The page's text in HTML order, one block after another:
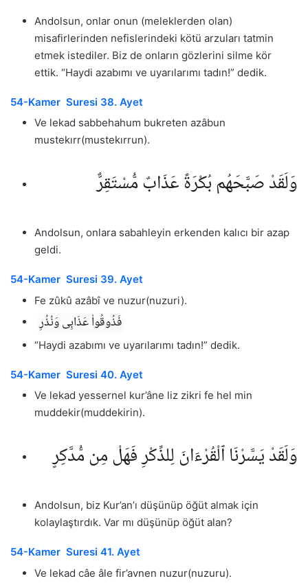
Andolsun, onlar onun (meleklerden olan)
misafirlerinden nefislerindeki kötü arzuları tatmin
etmek istediler. Biz de onların gözlerini silme kör
ettik. “Haydi azabımı ve uyarılarımı tadın!” dedik.
54-Kamer Suresi 38. Ayet
Ve lekad sabbehahum bukreten azâbun
mustekırr(mustekırrun).
وَلَقَدْ صَبَّحَهُم بُكْرَةً عَذَابٌ مُّسْتَقِرٌّ
Andolsun, onlara sabahleyin erkenden kalıcı bir azap
geldi.
54-Kamer Suresi 39. Ayet
Fe zûkû azâbî ve nuzur(nuzuri).
فَذُوقُوا۟ عَذَابِى وَنُذُرِ
“Haydi azabımı ve uyarılarımı tadın!” dedik.
54-Kamer Suresi 40. Ayet
Ve lekad yessernel kur’âne liz zikri fe hel min
muddekir(muddekirin).
وَلَقَدْ يَسَّرْنَا ٱلْقُرْءَانَ لِلذِّكْرِ فَهَلْ مِن مُّدَّكِرٍ
Andolsun, biz Kur’an’ı düşünüp öğüt almak için
kolaylaştırdık. Var mı düşünüp öğüt alan?
54-Kamer Suresi 41. Ayet
Ve lekad câe âle fir’avnen nuzur(nuzuru).